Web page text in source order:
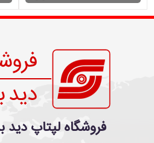
فروشگاه لپتاپ دید